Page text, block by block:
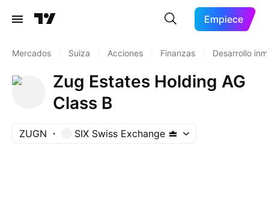
Empiece
Mercados Suiza Acciones Finanzas Desarrollo
Zug Estates Holding AG
Class B
ZUGN SIX Swiss Exchange